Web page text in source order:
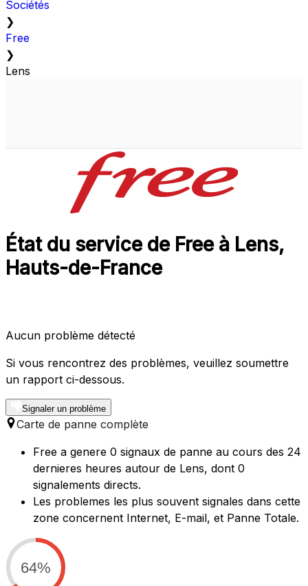
Sociétés
❯
Free
❯
Lens
État du service de Free à Lens,
Hauts-de-France
Aucun problème détecté
Si vous rencontrez des problèmes, veuillez soumettre
un rapport ci-dessous.
Signaler un problème
Carte de panne complète
Free a genere 0 signaux de panne au cours des 24
dernieres heures autour de Lens, dont 0
signalements directs.
Les problemes les plus souvent signales dans cette
zone concernent Internet, E-mail, et Panne Totale.
64%